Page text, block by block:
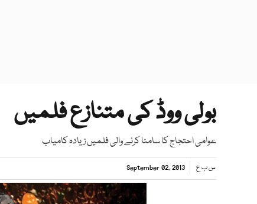
بولی ووڈ کی متنازع فلمیں
عوامی احتجاج کا سامنا کرنے والی فلمیں زیادہ کامیاب
س ب ع September 02, 2013